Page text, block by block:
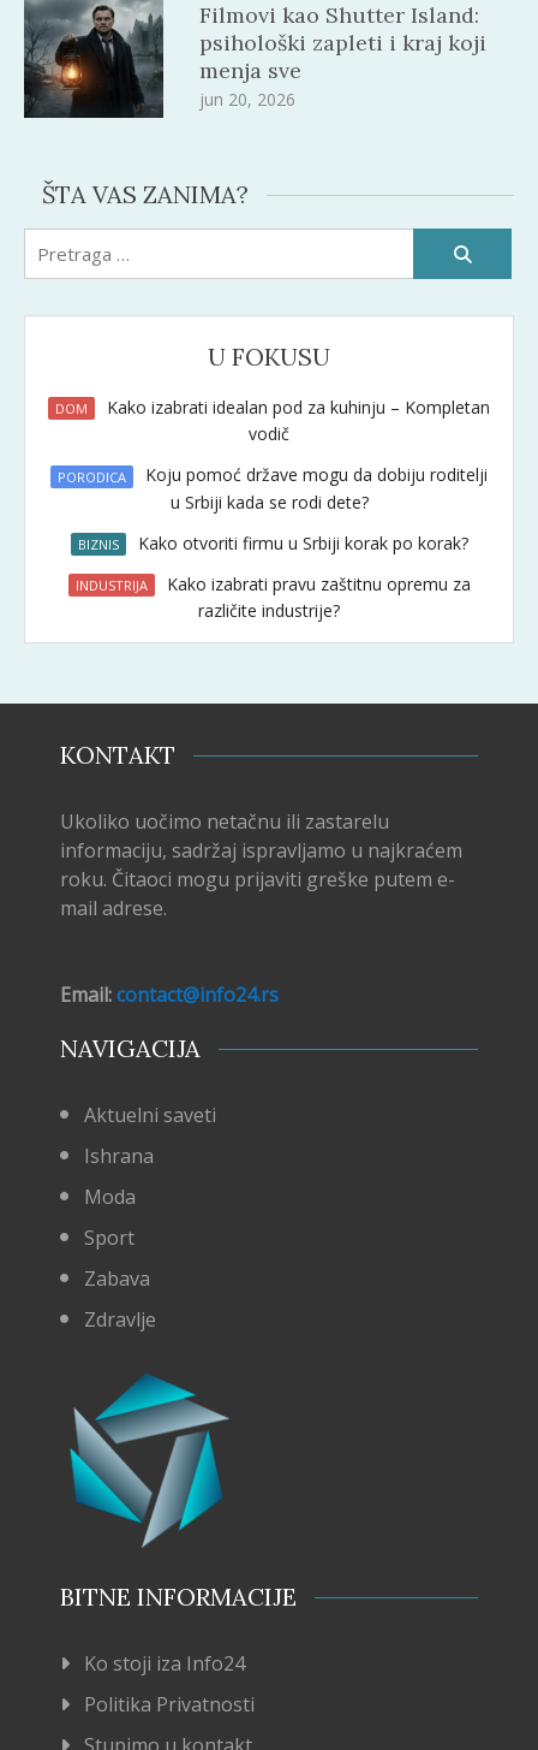
Filmovi kao Shutter Island:
psihološki zapleti i kraj koji
menja sve
jun 20, 2026
ŠTA VAS ZANIMA?
U FOKUSU
DOM
Kako izabrati idealan pod za kuhinju – Kompletan
vodič
PORODICA
Koju pomoć države mogu da dobiju roditelji
u Srbiji kada se rodi dete?
BIZNIS Kako otvoriti firmu u Srbiji korak po korak?
INDUSTRIJA
Kako izabrati pravu zaštitnu opremu za
različite industrije?
KONTAKT
Ukoliko uočimo netačnu ili zastarelu
informaciju, sadržaj ispravljamo u najkraćem
roku. Čitaoci mogu prijaviti greške putem e-
mail adrese.
Email:contact@info24.rs
NAVIGACIJA
Aktuelni saveti
Ishrana
Moda
Sport
Zabava
Zdravlje
BITNE INFORMACIJE
Ko stoji iza Info24
Politika Privatnosti